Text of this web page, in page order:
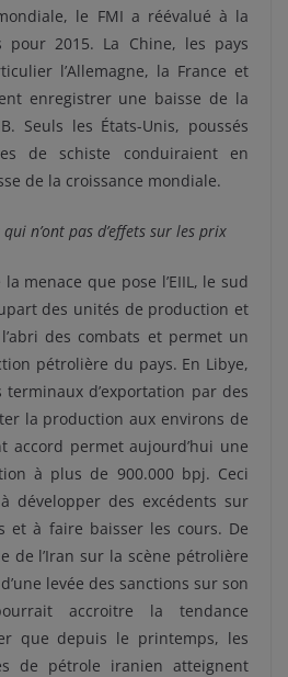
le FMI a réévalué à la
pour 2015. La Chine, les pays
l’Allemagne, la France et
enregistrer une baisse de la
Seuls les États-Unis, poussés
de schiste conduiraient en
de la croissance mondiale.
n’ont pas d’effets sur les prix
menace que pose l’EIIL, le sud
des unités de production et
des combats et permet un
pétrolière du pays. En Libye,
d’exportation par des
la production aux environs de
accord permet aujourd’hui une
à plus de 900.000 bpj. Ceci
développer des excédents sur
et à faire baisser les cours. De
de l’Iran sur la scène pétrolière
levée des sanctions sur son
accroitre la tendance
que depuis le printemps, les
de pétrole iranien atteignent